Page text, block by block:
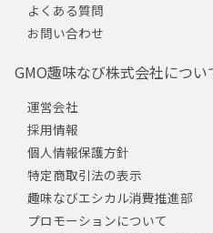
よくある質問
お問い合わせ
GMO趣味なび株式会社につい
運営会社
採用情報
個人情報保護方針
特定商取引法の表示
趣味なびエシカル消費推進部
プロモーションについて